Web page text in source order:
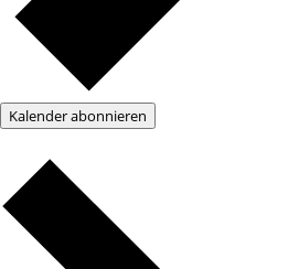
Kalender abonnieren